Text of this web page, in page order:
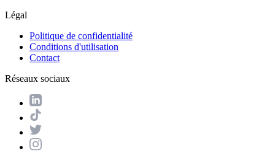
Légal
Politique de confidentialité
Conditions d'utilisation
Contact
Réseaux sociaux